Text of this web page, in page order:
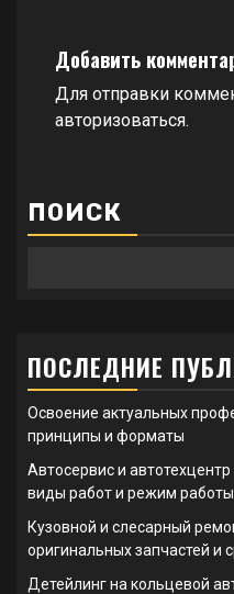
Добавить
Для отправки
авторизоваться.
ПОИСК
ПОСЛЕДНИЕ
Освоение актуальных
принципы и форматы
Автосервис и
виды работ и режим работы
Кузовной и слесарный
оригинальных запчастей и
Детейлинг на кольцевой